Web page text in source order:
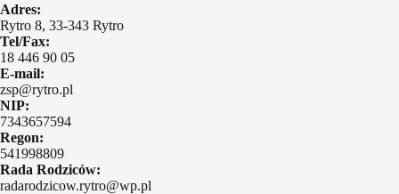
Adres:
Rytro 8, 33-343 Rytro
Tel/Fax:
18 446 90 05
E-mail:
zsp@rytro.pl
NIP:
7343657594
Regon:
541998809
Rada Rodziców:
radarodzicow.rytro@wp.pl